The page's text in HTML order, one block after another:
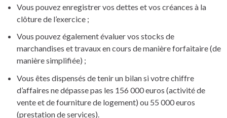
Vous pouvez enregistrer vos dettes et vos créances à la
clôture de l’exercice ;
Vous pouvez également évaluer vos stocks de
marchandises et travaux en cours de manière forfaitaire (de
manière simplifiée) ;
Vous êtes dispensés de tenir un bilan si votre chiffre
d’affaires ne dépasse pas les 156 000 euros (activité de
vente et de fourniture de logement) ou 55 000 euros
(prestation de services).